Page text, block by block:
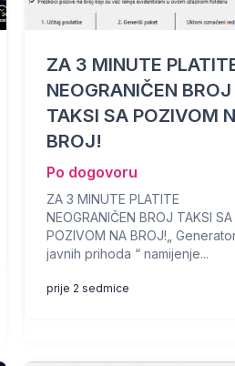
ZA 3 MINUTE
NEOGRANIČEN BROJ
TAKSI SA POZIVOM
BROJ!
Po dogovoru
ZA 3 MINUTE PLATITE
NEOGRANIČEN BROJ TAKSI SA
POZIVOM NA BROJ!„
javnih prihoda “ namijenje...
prije 2 sedmice